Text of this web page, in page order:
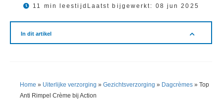
11 min leestijd Laatst bijgewerkt: 08 jun 2025
In dit artikel
Home » Uiterlijke verzorging » Gezichtsverzorging » Dagcrèmes » Top
Anti Rimpel Crème bij Action